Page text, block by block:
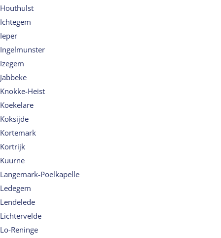
Houthulst
Ichtegem
Ieper
Ingelmunster
Izegem
Jabbeke
Knokke-Heist
Koekelare
Koksijde
Kortemark
Kortrijk
Kuurne
Langemark-Poelkapelle
Ledegem
Lendelede
Lichtervelde
Lo-Reninge